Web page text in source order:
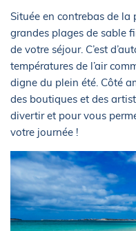
Située en contrebas de la
grandes plages de sable
de votre séjour. C’est
températures de l’air
digne du plein été. Côté
des boutiques et des
divertir et pour vous
votre journée !